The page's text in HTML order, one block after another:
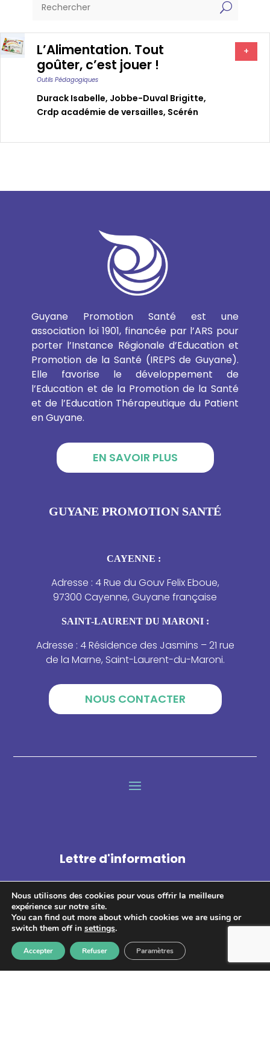
U
L’Alimentation. Tout
goûter, c’est jouer !
Outils Pédagogiques
Durack Isabelle, Jobbe-Duval Brigitte,
Crdp académie de versailles, Scérén
+
Guyane Promotion Santé est une
association loi 1901, financée par l’ARS pour
porter l’Instance Régionale d’Education et
Promotion de la Santé (IREPS de Guyane).
Elle favorise le développement de
l’Education et de la Promotion de la Santé
et de l’Education Thérapeutique du Patient
en Guyane.
EN SAVOIR PLUS
GUYANE PROMOTION SANTÉ
CAYENNE :
Adresse : 4 Rue du Gouv Felix Eboue,
97300 Cayenne, Guyane française
SAINT-LAURENT DU MARONI :
Adresse : 4 Résidence des Jasmins – 21 rue
de la Marne, Saint-Laurent-du-Maroni.
NOUS CONTACTER
Lettre d'information
S'abonner
Les informations recueillies à partir de ce formulaire sont
enregistrées et transmises à GPS pour le traitement de votre
Nous utilisons des cookies pour vous offrir la meilleure
expérience sur notre site.
You can find out more about which cookies we are using or
switch them off in settings.
Accepter Refuser Paramètres